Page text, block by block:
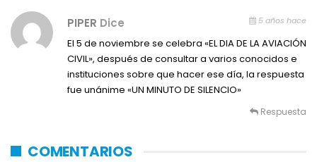
PIPER Dice 5 años hace
El 5 de noviembre se celebra «EL DIA DE LA AVIACIÓN
CIVIL», después de consultar a varios conocidos e
instituciones sobre que hacer ese día, la respuesta
fue unánime «UN MINUTO DE SILENCIO»
Respuesta
COMENTARIOS